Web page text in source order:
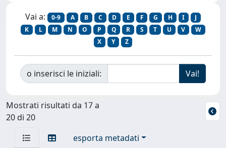
Vai a: 0-9 A B C D E F G H I
J
K
L M N O P Q R S T U V
W
X
Y Z
o inserisci le iniziali:
Mostrati risultati da 17 a
20 di 20
esporta metadati